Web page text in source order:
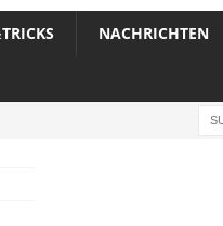
NACHRICHTEN